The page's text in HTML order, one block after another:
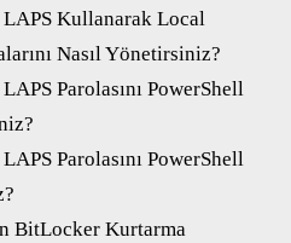
Kullanarak Local
Nasıl Yönetirsiniz?
Parolasını PowerShell
Parolasını PowerShell
BitLocker Kurtarma